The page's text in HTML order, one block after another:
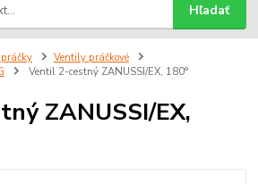
Hľadať
Ventily práčkové
Ventil 2-cestný ZANUSSI/EX, 180°
ZANUSSI/EX,